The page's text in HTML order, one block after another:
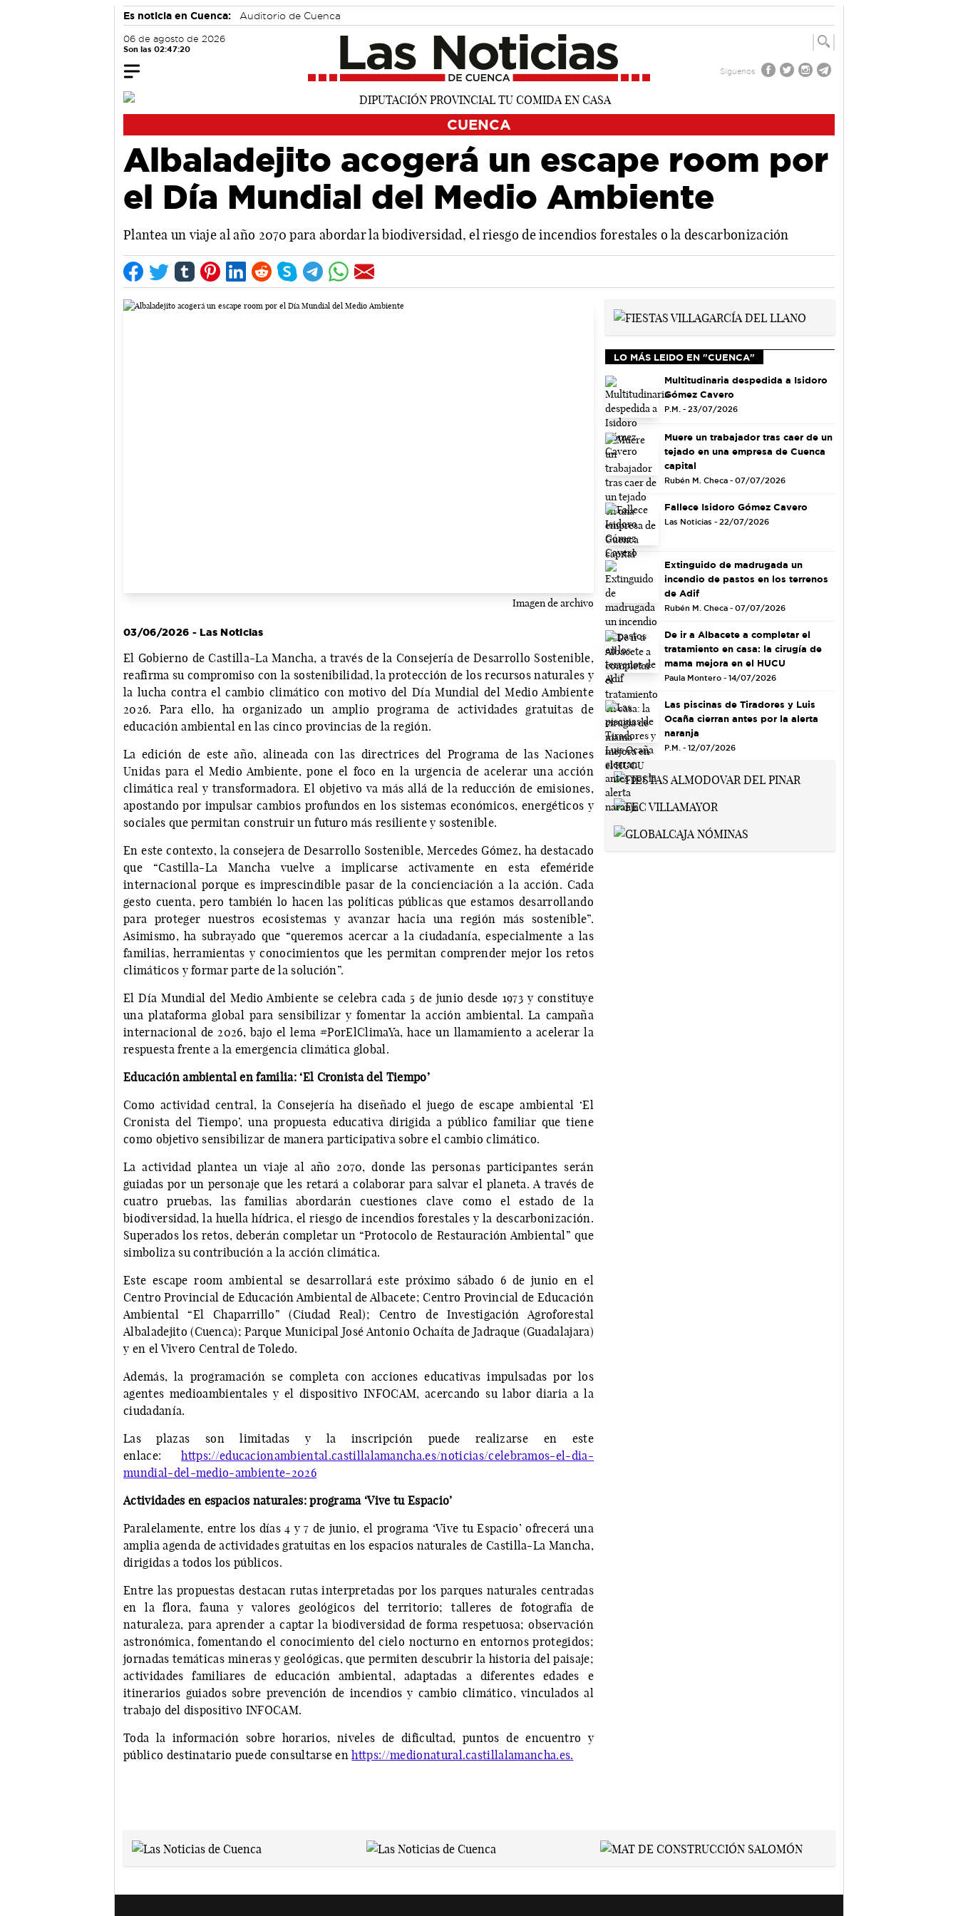
Es noticia en Cuenca: Auditorio de Cuenca
06 de agosto de 2026
Son las 02:47:20
Síguenos
CUENCA
Albaladejito acogerá un escape room por
el Día Mundial del Medio Ambiente
Plantea un viaje al año 2070 para abordar la biodiversidad, el riesgo de incendios forestales o la descarbonización
Imagen de archivo
03/06/2026 - Las Noticias
El Gobierno de Castilla-La Mancha, a través de la Consejería de Desarrollo Sostenible,
reafirma su compromiso con la sostenibilidad, la protección de los recursos naturales y
la lucha contra el cambio climático con motivo del Día Mundial del Medio Ambiente
2026. Para ello, ha organizado un amplio programa de actividades gratuitas de
educación ambiental en las cinco provincias de la región.
La edición de este año, alineada con las directrices del Programa de las Naciones
Unidas para el Medio Ambiente, pone el foco en la urgencia de acelerar una acción
climática real y transformadora. El objetivo va más allá de la reducción de emisiones,
apostando por impulsar cambios profundos en los sistemas económicos, energéticos y
sociales que permitan construir un futuro más resiliente y sostenible.
En este contexto, la consejera de Desarrollo Sostenible, Mercedes Gómez, ha destacado
que “Castilla-La Mancha vuelve a implicarse activamente en esta efeméride
internacional porque es imprescindible pasar de la concienciación a la acción. Cada
gesto cuenta, pero también lo hacen las políticas públicas que estamos desarrollando
para proteger nuestros ecosistemas y avanzar hacia una región más sostenible”.
Asimismo, ha subrayado que “queremos acercar a la ciudadanía, especialmente a las
familias, herramientas y conocimientos que les permitan comprender mejor los retos
climáticos y formar parte de la solución”.
El Día Mundial del Medio Ambiente se celebra cada 5 de junio desde 1973 y constituye
una plataforma global para sensibilizar y fomentar la acción ambiental. La campaña
internacional de 2026, bajo el lema #PorElClimaYa, hace un llamamiento a acelerar la
respuesta frente a la emergencia climática global.
Educación ambiental en familia: ‘El Cronista del Tiempo’
Como actividad central, la Consejería ha diseñado el juego de escape ambiental ‘El
Cronista del Tiempo’, una propuesta educativa dirigida a público familiar que tiene
como objetivo sensibilizar de manera participativa sobre el cambio climático.
La actividad plantea un viaje al año 2070, donde las personas participantes serán
guiadas por un personaje que les retará a colaborar para salvar el planeta. A través de
cuatro pruebas, las familias abordarán cuestiones clave como el estado de la
biodiversidad, la huella hídrica, el riesgo de incendios forestales y la descarbonización.
Superados los retos, deberán completar un “Protocolo de Restauración Ambiental” que
simboliza su contribución a la acción climática.
Este escape room ambiental se desarrollará este próximo sábado 6 de junio en el
Centro Provincial de Educación Ambiental de Albacete; Centro Provincial de Educación
Ambiental “El Chaparrillo” (Ciudad Real); Centro de Investigación Agroforestal
Albaladejito (Cuenca); Parque Municipal José Antonio Ochaíta de Jadraque (Guadalajara)
y en el Vivero Central de Toledo.
Además, la programación se completa con acciones educativas impulsadas por los
agentes medioambientales y el dispositivo INFOCAM, acercando su labor diaria a la
ciudadanía.
Las plazas son limitadas y la inscripción puede realizarse en este
enlace:https://educacionambiental.castillalamancha.es/noticias/celebramos-el-dia-
mundial-del-medio-ambiente-2026
Actividades en espacios naturales: programa ‘Vive tu Espacio’
Paralelamente, entre los días 4 y 7 de junio, el programa ‘Vive tu Espacio’ ofrecerá una
amplia agenda de actividades gratuitas en los espacios naturales de Castilla-La Mancha,
dirigidas a todos los públicos.
Entre las propuestas destacan rutas interpretadas por los parques naturales centradas
en la flora, fauna y valores geológicos del territorio; talleres de fotografía de
naturaleza, para aprender a captar la biodiversidad de forma respetuosa; observación
astronómica, fomentando el conocimiento del cielo nocturno en entornos protegidos;
jornadas temáticas mineras y geológicas, que permiten descubrir la historia del paisaje;
actividades familiares de educación ambiental, adaptadas a diferentes edades e
itinerarios guiados sobre prevención de incendios y cambio climático, vinculados al
trabajo del dispositivo INFOCAM.
Toda la información sobre horarios, niveles de dificultad, puntos de encuentro y
público destinatario puede consultarse enhttps://medionatural.castillalamancha.es.
LO MÁS LEIDO EN "CUENCA"
Multitudinaria despedida a Isidoro
Gómez Cavero
P.M. - 23/07/2026
Muere un trabajador tras caer de un
tejado en una empresa de Cuenca
capital
Rubén M. Checa - 07/07/2026
Fallece Isidoro Gómez Cavero
Las Noticias - 22/07/2026
Extinguido de madrugada un
incendio de pastos en los terrenos
de Adif
Rubén M. Checa - 07/07/2026
De ir a Albacete a completar el
tratamiento en casa: la cirugía de
mama mejora en el HUCU
Paula Montero - 14/07/2026
Las piscinas de Tiradores y Luis
Ocaña cierran antes por la alerta
naranja
P.M. - 12/07/2026